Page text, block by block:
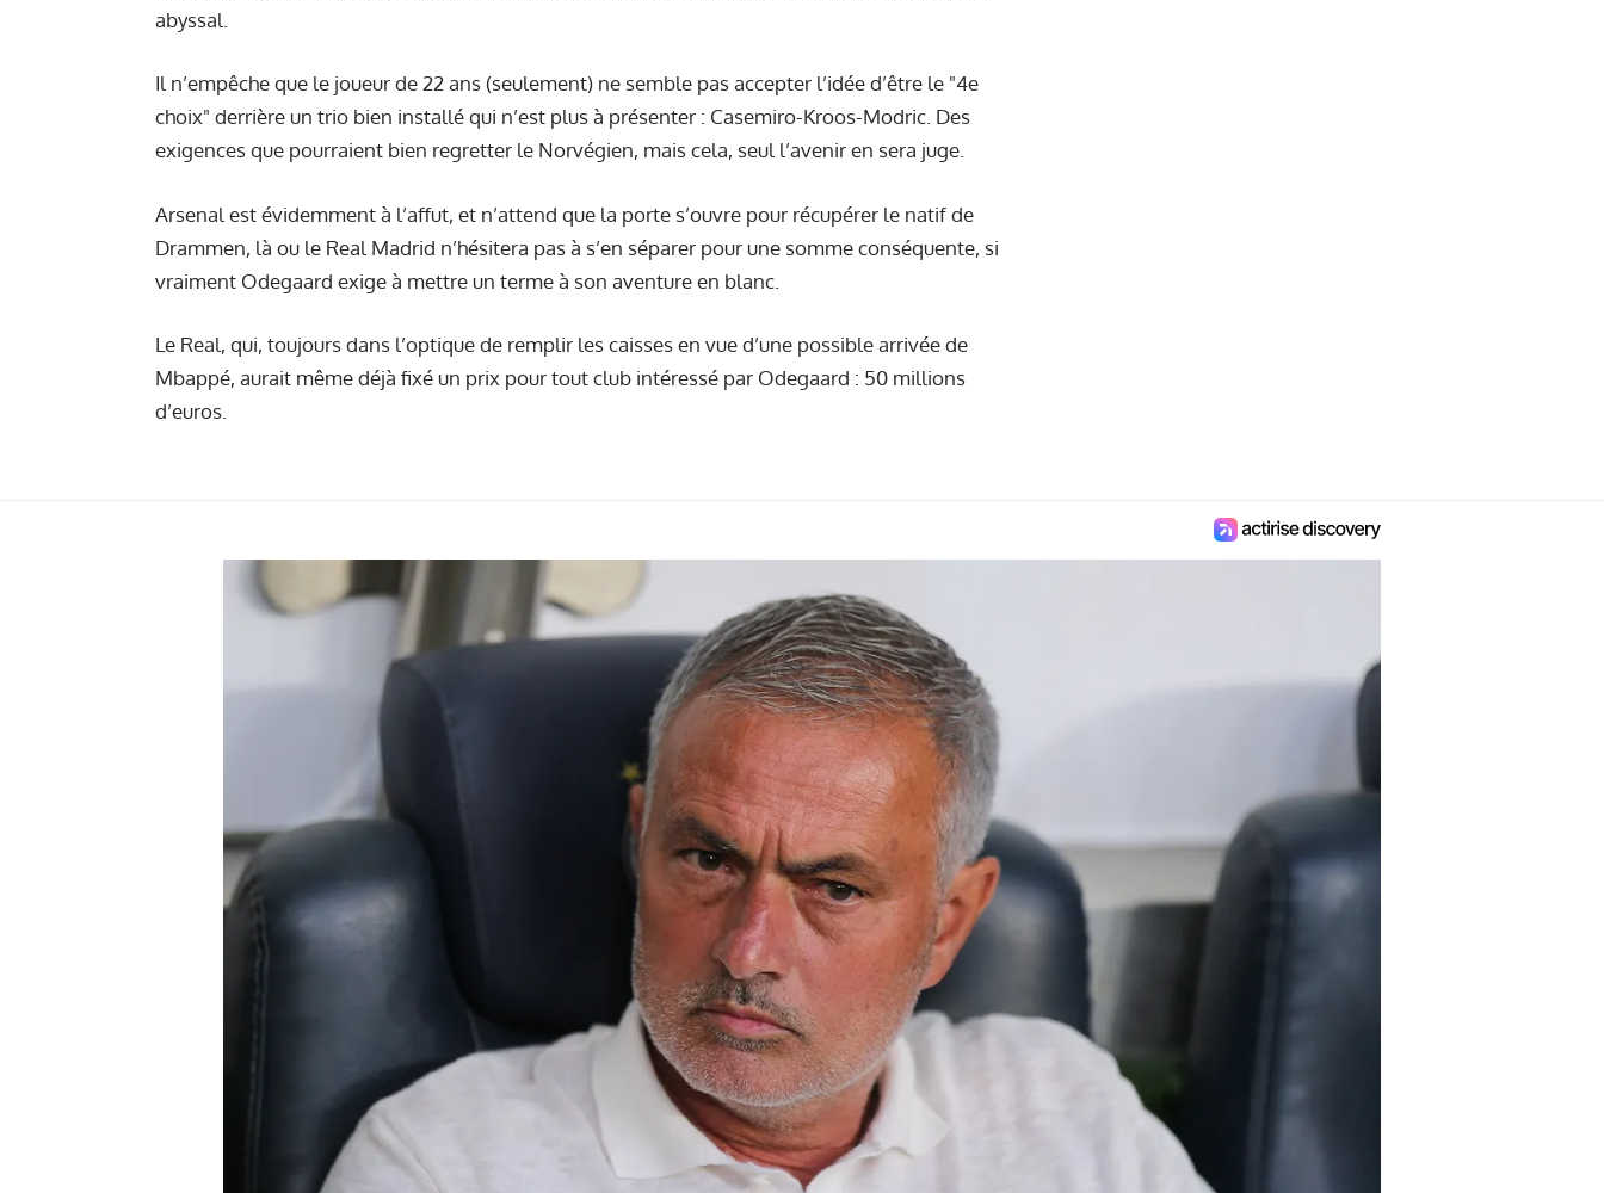
abyssal.
Il n’empêche que le joueur de 22 ans (seulement) ne semble pas accepter l’idée d’être le "4e
choix" derrière un trio bien installé qui n’est plus à présenter : Casemiro-Kroos-Modric. Des
exigences que pourraient bien regretter le Norvégien, mais cela, seul l’avenir en sera juge.
Arsenal est évidemment à l’affut, et n’attend que la porte s’ouvre pour récupérer le natif de
Drammen, là ou le Real Madrid n’hésitera pas à s’en séparer pour une somme conséquente, si
vraiment Odegaard exige à mettre un terme à son aventure en blanc.
Le Real, qui, toujours dans l’optique de remplir les caisses en vue d’une possible arrivée de
Mbappé, aurait même déjà fixé un prix pour tout club intéressé par Odegaard : 50 millions
d’euros.